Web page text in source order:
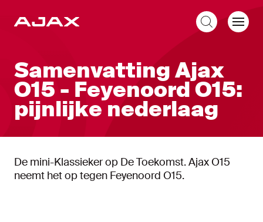
Samenvatting Ajax
O15 - Feyenoord O15:
pijnlijke nederlaag
De mini-Klassieker op De Toekomst. Ajax O15
neemt het op tegen Feyenoord O15.